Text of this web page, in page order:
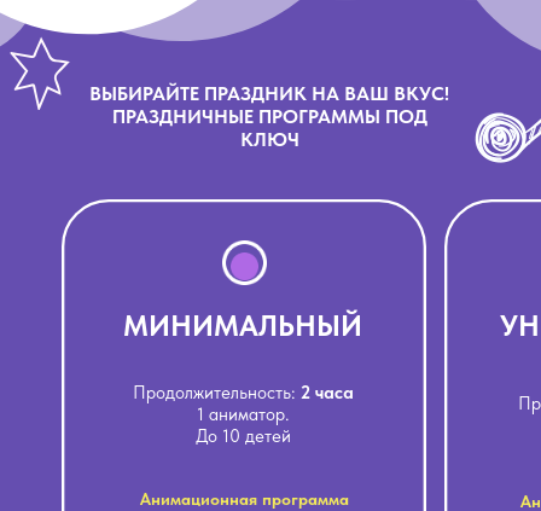
ВЫБИРАЙТЕ ПРАЗДНИК НА ВАШ ВКУС!
ПРАЗДНИЧНЫЕ ПРОГРАММЫ ПОД
КЛЮЧ
Продолжительность: 2 часа
1 аниматор.
До 10 детей
Анимационная программа
МИНИМАЛЬНЫЙ